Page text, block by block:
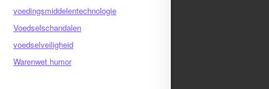
voedingsmiddelentechnologie
Voedselschandalen
voedselveiligheid
Warenwet humor